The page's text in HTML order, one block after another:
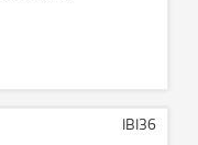
IBI36